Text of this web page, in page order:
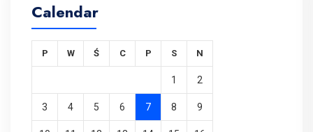
Calendar
P W Ś C P S N
1 2
3 4 5 6 7 8 9